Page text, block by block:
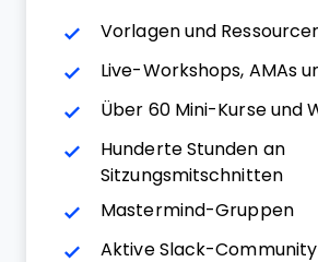
Vorlagen und
Live-Workshops, AMAs
Über 60 Mini-Kurse und
Hunderte Stunden an
Sitzungsmitschnitten
Mastermind-Gruppen
Aktive Slack-Community